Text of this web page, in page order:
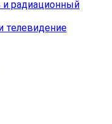
и радиационный
телевидение